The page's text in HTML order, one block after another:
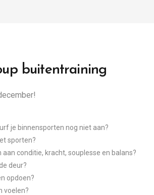
buitentraining
je binnensporten nog niet aan?
sporten?
conditie, kracht, souplesse en balans?
deur?
opdoen?
voelen?